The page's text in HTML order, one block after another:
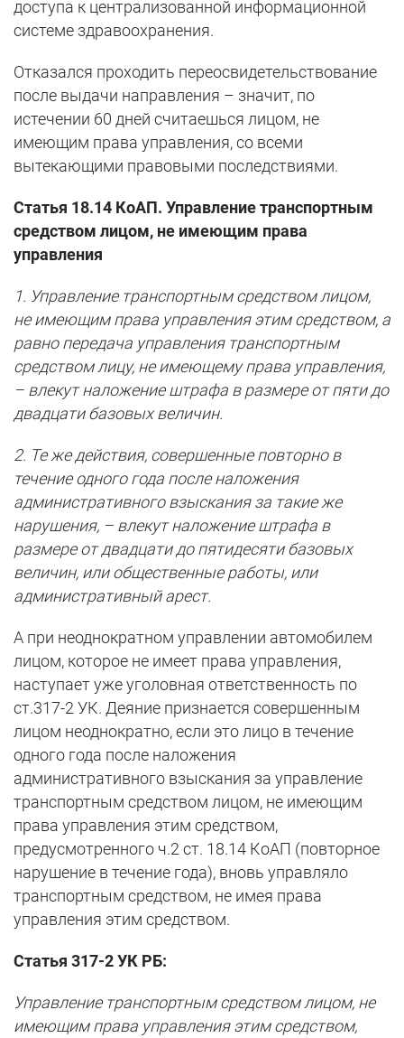
доступа к централизованной информационной
системе здравоохранения.
Отказался проходить переосвидетельствование
после выдачи направления – значит, по
истечении 60 дней считаешься лицом, не
имеющим права управления, со всеми
вытекающими правовыми последствиями.
Статья 18.14 КоАП. Управление транспортным
средством лицом, не имеющим права
управления
1. Управление транспортным средством лицом,
не имеющим права управления этим средством, а
равно передача управления транспортным
средством лицу, не имеющему права управления,
– влекут наложение штрафа в размере от пяти до
двадцати базовых величин.
2. Те же действия, совершенные повторно в
течение одного года после наложения
административного взыскания за такие же
нарушения, – влекут наложение штрафа в
размере от двадцати до пятидесяти базовых
величин, или общественные работы, или
административный арест.
А при неоднократном управлении автомобилем
лицом, которое не имеет права управления,
наступает уже уголовная ответственность по
ст.317-2 УК. Деяние признается совершенным
лицом неоднократно, если это лицо в течение
одного года после наложения
административного взыскания за управление
транспортным средством лицом, не имеющим
права управления этим средством,
предусмотренного ч.2 ст. 18.14 КоАП (повторное
нарушение в течение года), вновь управляло
транспортным средством, не имея права
управления этим средством.
Статья 317-2 УК РБ:
Управление транспортным средством лицом, не
имеющим права управления этим средством,